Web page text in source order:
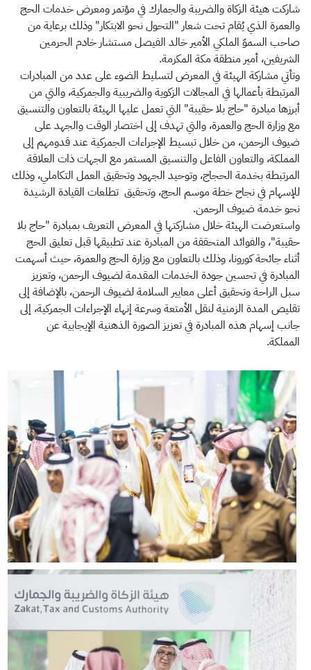
شاركت هيئة الزكاة والضريبة والجمارك في مؤتمر ومعرض خدمات الحج
والعمرة الذي يُقام تحت شعار "التحول نحو الابتكار" وذلك برعاية من
صاحب السموّ الملكي الأمير خالد الفيصل مستشار خادم الحرمين
الشريفين، أمير منطقة مكة المكرمة.
وتأتي مشاركة الهيئة في المعرض لتسليط الضوء على عدد من المبادرات
المرتبطة بأعمالها في المجالات الزكوية والضريبية والجمركية، والتي من
أبرزها مبادرة "حاج بلا حقيبة" التي تعمل عليها الهيئة بالتعاون والتنسيق
مع وزارة الحج والعمرة، والتي تهدف إلى اختصار الوقت والجهد على
ضيوف الرحمن، من خلال تبسيط الإجراءات الجمركية عند قدومهم إلى
المملكة، والتعاون الفاعل والتنسيق المستمر مع الجهات ذات العلاقة
المرتبطة بخدمة الحجاج، وتوحيد الجهود وتحقيق العمل التكاملي، وذلك
للإسهام في نجاح خطة موسم الحج، وتحقيق تطلعات القيادة الرشيدة
نحو خدمة ضيوف الرحمن.
واستعرضت الهيئة خلال مشاركتها في المعرض التعريف بمبادرة "حاج بلا
حقيبة"، والفوائد المتحققة من المبادرة عند تطبيقها قبل تعليق الحج
أثناء جائحة كورونا، وذلك بالتعاون مع وزارة الحج والعمرة، حيث أسهمت
المبادرة في تحسين جودة الخدمات المقدمة لضيوف الرحمن، وتعزيز
سبل الراحة وتحقيق أعلى معايير السلامة لضيوف الرحمن، بالإضافة إلى
تقليص المدة الزمنية لنقل الأمتعة وسرعة إنهاء الإجراءات الجمركية، إلى
جانب إسهام هذه المبادرة في تعزيز الصورة الذهنية الإيجابية عن
المملكة.